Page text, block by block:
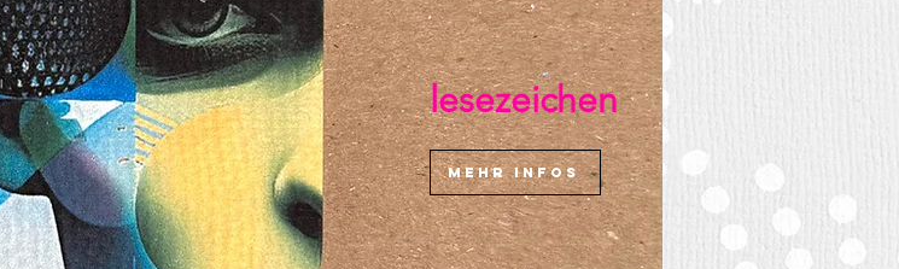
mehr infos
lesezeichen